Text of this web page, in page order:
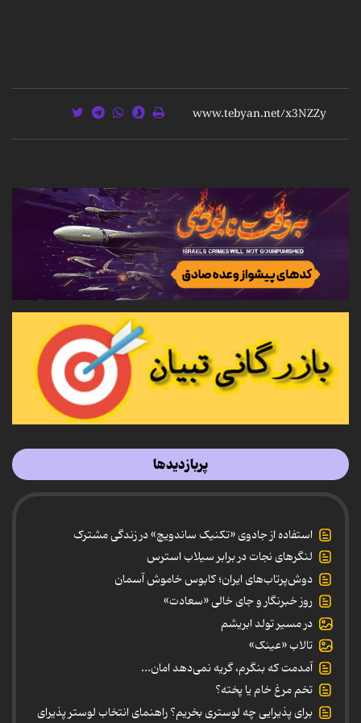
پربازدیدها
استفاده از جادوی «تکنیک ساندویچ» در زندگی مشترک
لنگرهای نجات در برابر سیلاب استرس
دوش‌پرتاب‌های ایران؛ کابوس خاموش آسمان
روز خبرنگار و جای خالی «سعادت»
در مسیر تولد ابریشم
تالاب «عینک»
آمدمت که بنگرم، گریه نمی‌دهد امان...
تخم مرغ خام یا پخته؟
برای پذیرایی چه لوستری بخریم؟ راهنمای انتخاب لوستر پذیرای